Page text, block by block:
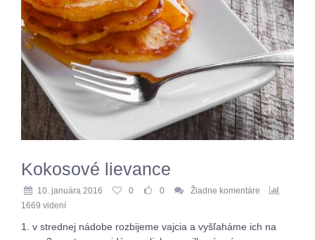
Kokosové lievance
10. januára 2016 0 0
Žiadne komentáre
1669 videní
1. v strednej nádobe rozbijeme vajcia a vyšľaháme ich na